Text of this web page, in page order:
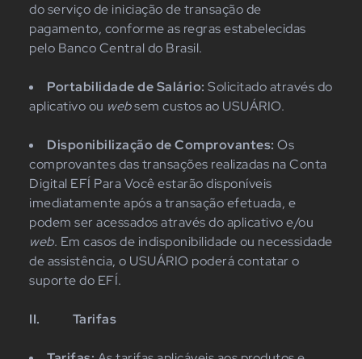
do serviço de iniciação de transação de
pagamento, conforme as regras estabelecidas
pelo Banco Central do Brasil.
Portabilidade de Salário: Solicitado através do
aplicativo ou websem custos ao USUÁRIO.
Disponibilização de Comprovantes: Os
comprovantes das transações realizadas na Conta
Digital EFÍ Para Você estarão disponíveis
imediatamente após a transação efetuada, e
podem ser acessados através do aplicativo e/ou
web. Em casos de indisponibilidade ou necessidade
de assistência, o USUÁRIO poderá contatar o
suporte do EFÍ.
II. Tarifas